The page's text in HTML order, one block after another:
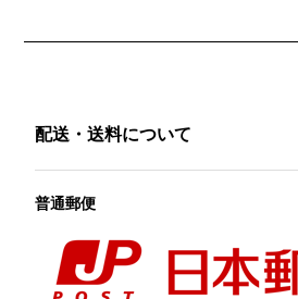
配送・送料について
普通郵便